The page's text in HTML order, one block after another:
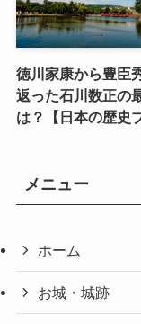
徳川家康から豊臣
返った石川数正の
は？【日本の歴史
メニュー
ホーム
お城・城跡